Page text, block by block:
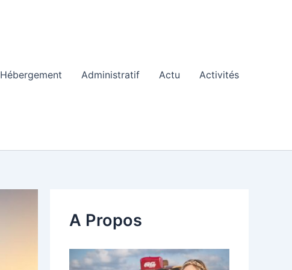
Hébergement Administratif Actu Activités
A Propos